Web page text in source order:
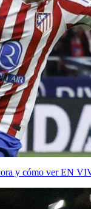
y cómo ver EN